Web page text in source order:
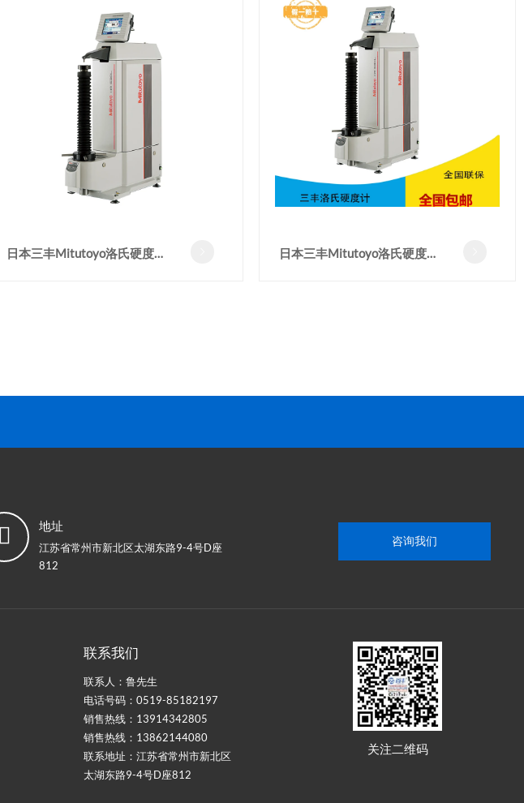
日本三丰Mitutoyo洛氏硬度计
日本三丰Mitutoyo洛氏硬度计

地址
江苏省常州市新北区太湖东路9-4号D座
812
咨询我们
联系我们
联系人：鲁先生
电话号码：0519-85182197
销售热线：13914342805
销售热线：13862144080
联系地址：江苏省常州市新北区
太湖东路9-4号D座812
关注二维码